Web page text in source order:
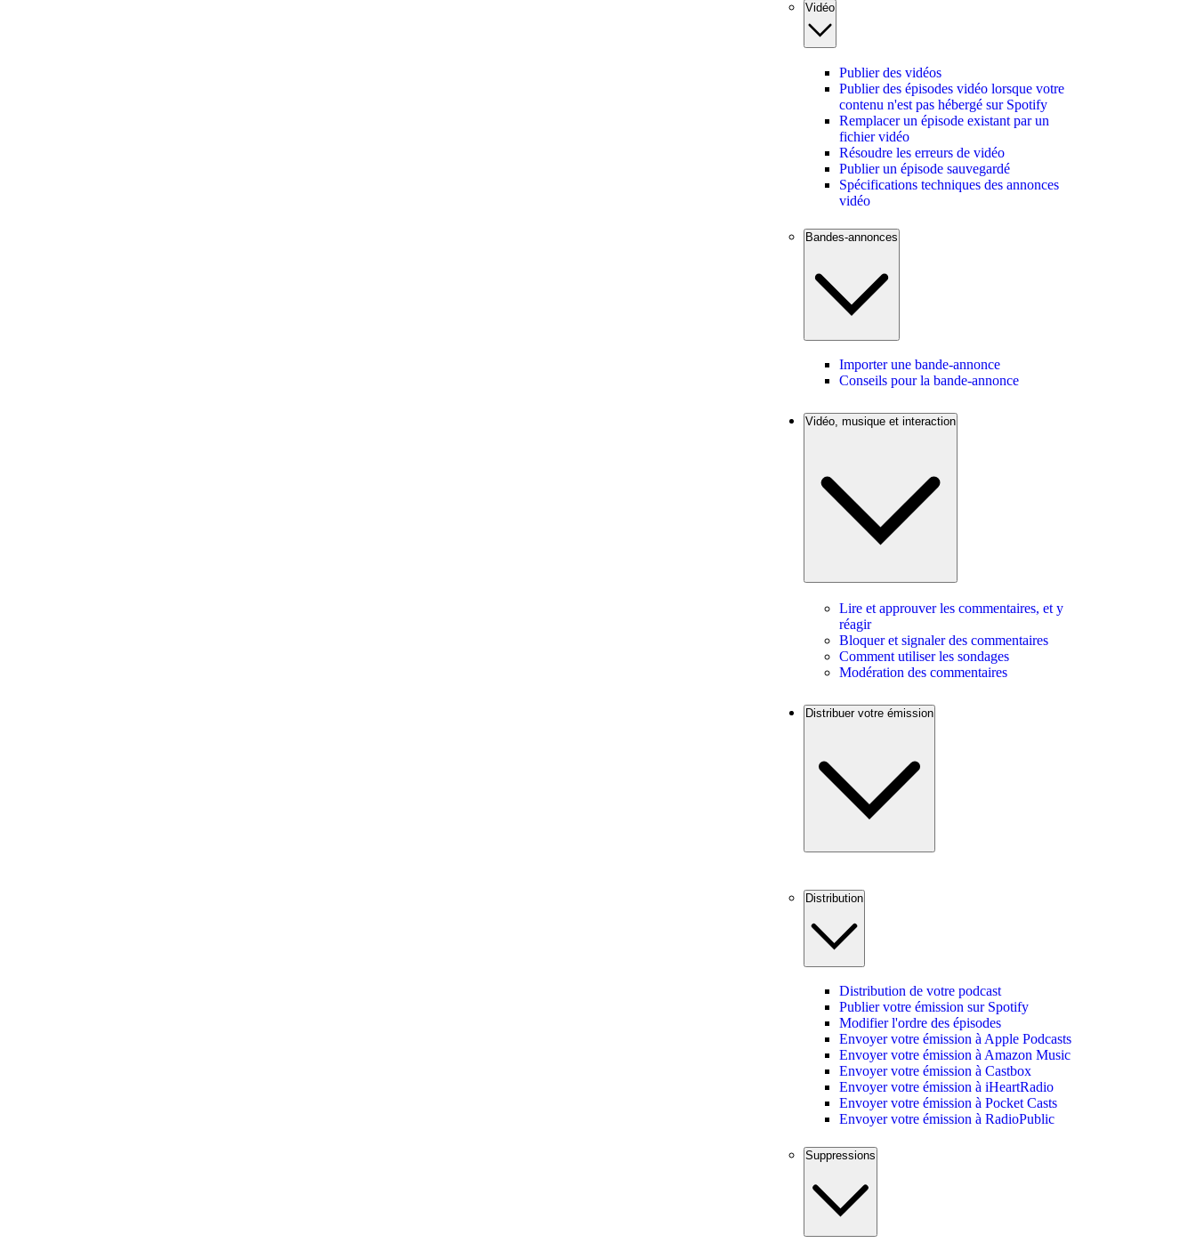
Vidéo
Publier des vidéos
Publier des épisodes vidéo lorsque votre
contenu n'est pas hébergé sur Spotify
Remplacer un épisode existant par un
fichier vidéo
Résoudre les erreurs de vidéo
Publier un épisode sauvegardé
Spécifications techniques des annonces
vidéo
Bandes-annonces
Importer une bande-annonce
Conseils pour la bande-annonce
Vidéo, musique et interaction
Lire et approuver les commentaires, et y
réagir
Bloquer et signaler des commentaires
Comment utiliser les sondages
Modération des commentaires
Distribuer votre émission
Distribution
Distribution de votre podcast
Publier votre émission sur Spotify
Modifier l'ordre des épisodes
Envoyer votre émission à Apple Podcasts
Envoyer votre émission à Amazon Music
Envoyer votre émission à Castbox
Envoyer votre émission à iHeartRadio
Envoyer votre émission à Pocket Casts
Envoyer votre émission à RadioPublic
Suppressions